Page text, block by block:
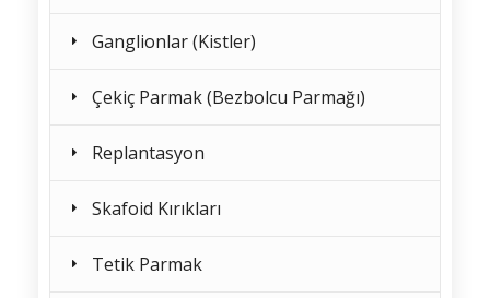
Ganglionlar (Kistler)
Çekiç Parmak (Bezbolcu Parmağı)
Replantasyon
Skafoid Kırıkları
Tetik Parmak